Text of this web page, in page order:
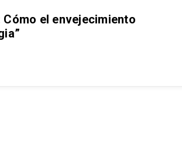
el envejecimiento